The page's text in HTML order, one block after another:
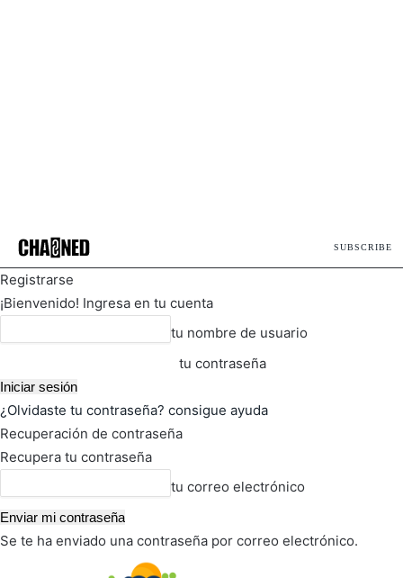
SUBSCRIBE
Registrarse
¡Bienvenido! Ingresa en tu cuenta
tu nombre de usuario
tu contraseña
¿Olvidaste tu contraseña? consigue ayuda
Recuperación de contraseña
Recupera tu contraseña
tu correo electrónico
Se te ha enviado una contraseña por correo electrónico.